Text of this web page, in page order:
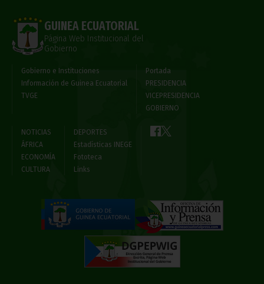
GUINEA ECUATORIAL
Página Web Institucional del
Gobierno
Gobierno e Instituciones
Información de Guinea Ecuatorial
TVGE
Portada
PRESIDENCIA
VICEPRESIDENCIA
GOBIERNO
NOTICIAS
ÁFRICA
ECONOMÍA
CULTURA
DEPORTES
Estadísticas INEGE
Fototeca
Links